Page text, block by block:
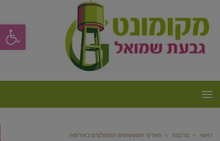
פתח
תפריט
ראשי » צרכנות » פארקי השעשועים המומלצים באירופה